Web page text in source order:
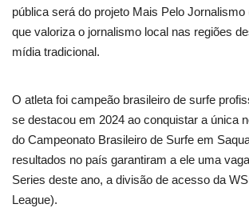
pública será do projeto Mais Pelo
que valoriza o jornalismo local nas regiões
mídia tradicional.
O atleta foi campeão brasileiro de surfe
se destacou em 2024 ao conquistar a única
do Campeonato Brasileiro de Surfe em
resultados no país garantiram a ele uma
Series deste ano, a divisão de acesso da
League).